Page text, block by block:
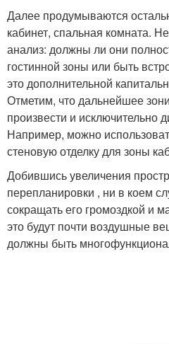
Далее продумываются
кабинет, спальная комната.
анализ: должны ли они
гостинной зоны или быть
это дополнительной
Отметим, что дальнейшее
произвести и исключительно
Например, можно
стеновую отделку для зоны
Добившись увеличения
перепланировки , ни в коем
сокращать его громоздкой и
это будут почти воздушные
должны быть